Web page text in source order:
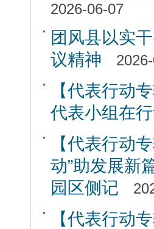
2026-06-07
团风县以实
议精神
【代表行动
代表小组在
【代表行动
动”助发展新
园区侧记
【代表行动